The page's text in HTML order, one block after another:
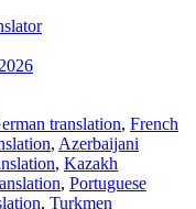
translation, French
, Azerbaijani
, Kazakh
, Portuguese
, Turkmen